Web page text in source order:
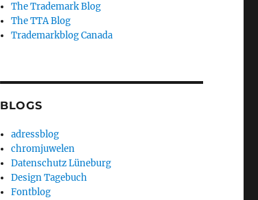
The Trademark Blog
The TTA Blog
Trademarkblog Canada
BLOGS
adressblog
chromjuwelen
Datenschutz Lüneburg
Design Tagebuch
Fontblog